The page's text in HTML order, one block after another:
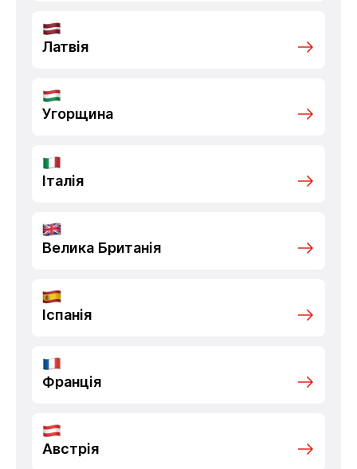
Латвія
Угорщина
Італія
Велика Британія
Іспанія
Франція
Австрія